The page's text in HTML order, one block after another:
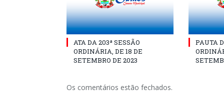
ATA DA 203ª SESSÃO
ORDINÁRIA, DE 18 DE
SETEMBRO DE 2023
PAUTA
Os comentários estão fechados.